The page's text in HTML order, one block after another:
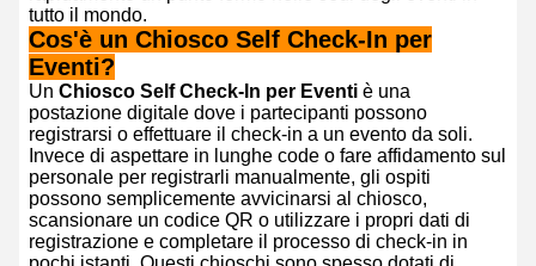
tutto il mondo.
Cos'è un Chiosco Self Check-In per
Eventi?
Un Chiosco Self Check-In per Eventi è una
postazione digitale dove i partecipanti possono
registrarsi o effettuare il check-in a un evento da soli.
Invece di aspettare in lunghe code o fare affidamento sul
personale per registrarli manualmente, gli ospiti
possono semplicemente avvicinarsi al chiosco,
scansionare un codice QR o utilizzare i propri dati di
registrazione e completare il processo di check-in in